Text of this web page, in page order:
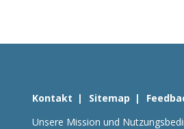
Kontakt Sitemap
Unsere Mission und